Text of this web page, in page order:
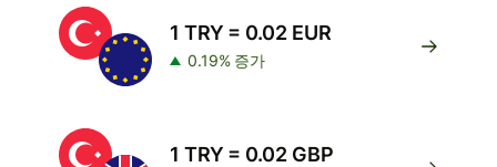
1 TRY = 0.02 EUR
0.19% 증가
1 TRY = 0.02 GBP